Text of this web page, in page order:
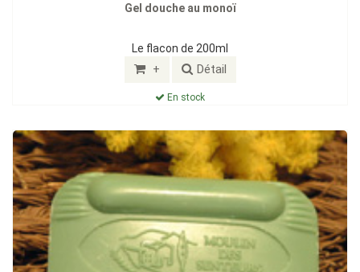
Gel douche au monoï
Le flacon de 200ml
+ Détail
En stock